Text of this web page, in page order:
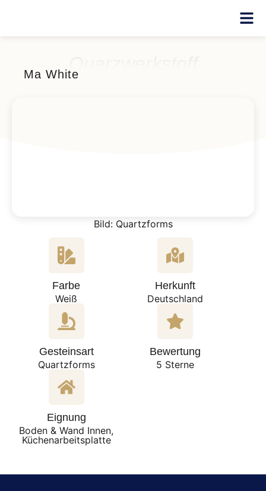
Ma White
Bild: Quartzforms
Farbe
Weiß
Herkunft
Deutschland
Gesteinsart
Quartzforms
Bewertung
5 Sterne
Eignung
Boden & Wand Innen,
Küchenarbeitsplatte